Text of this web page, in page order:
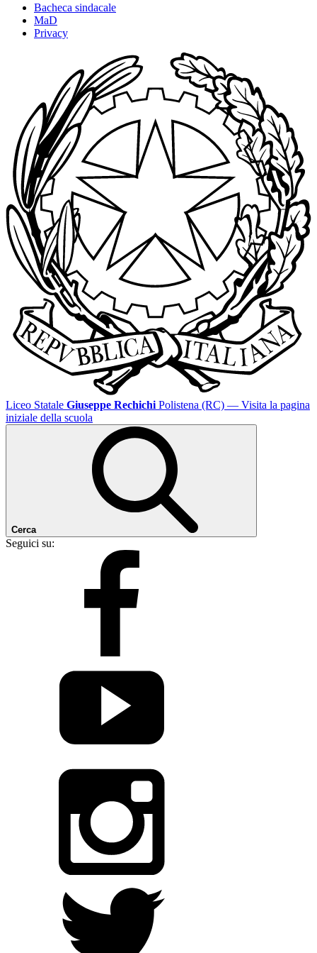
Bacheca sindacale
MaD
Privacy
Liceo Statale Giuseppe Rechichi Polistena (RC) — Visita la pagina
iniziale della scuola
Cerca
Seguici su: